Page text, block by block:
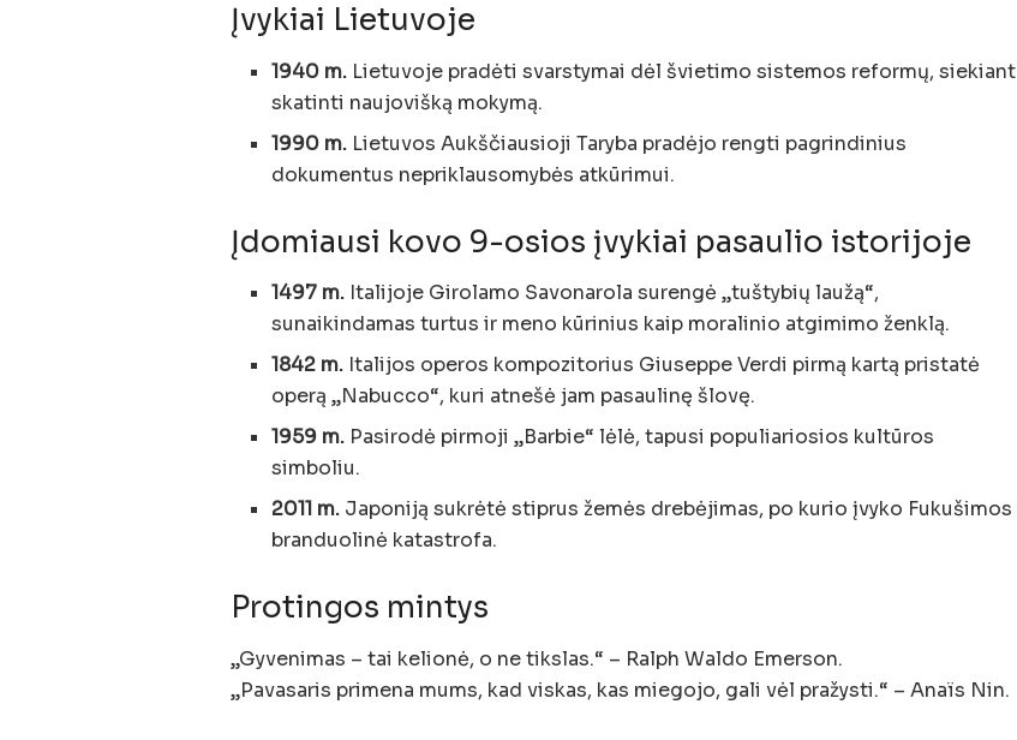
Įvykiai Lietuvoje
1940 m. Lietuvoje pradėti svarstymai dėl švietimo sistemos reformų, siekiant
skatinti naujovišką mokymą.
1990 m. Lietuvos Aukščiausioji Taryba pradėjo rengti pagrindinius
dokumentus nepriklausomybės atkūrimui.
Įdomiausi kovo 9-osios įvykiai pasaulio istorijoje
1497 m. Italijoje Girolamo Savonarola surengė „tuštybių laužą“,
sunaikindamas turtus ir meno kūrinius kaip moralinio atgimimo ženklą.
1842 m. Italijos operos kompozitorius Giuseppe Verdi pirmą kartą pristatė
operą „Nabucco“, kuri atnešė jam pasaulinę šlovę.
1959 m. Pasirodė pirmoji „Barbie“ lėlė, tapusi populiariosios kultūros
simboliu.
2011 m. Japoniją sukrėtė stiprus žemės drebėjimas, po kurio įvyko Fukušimos
branduolinė katastrofa.
Protingos mintys
„Gyvenimas – tai kelionė, o ne tikslas.“ – Ralph Waldo Emerson.
„Pavasaris primena mums, kad viskas, kas miegojo, gali vėl pražysti.“ – Anaïs Nin.